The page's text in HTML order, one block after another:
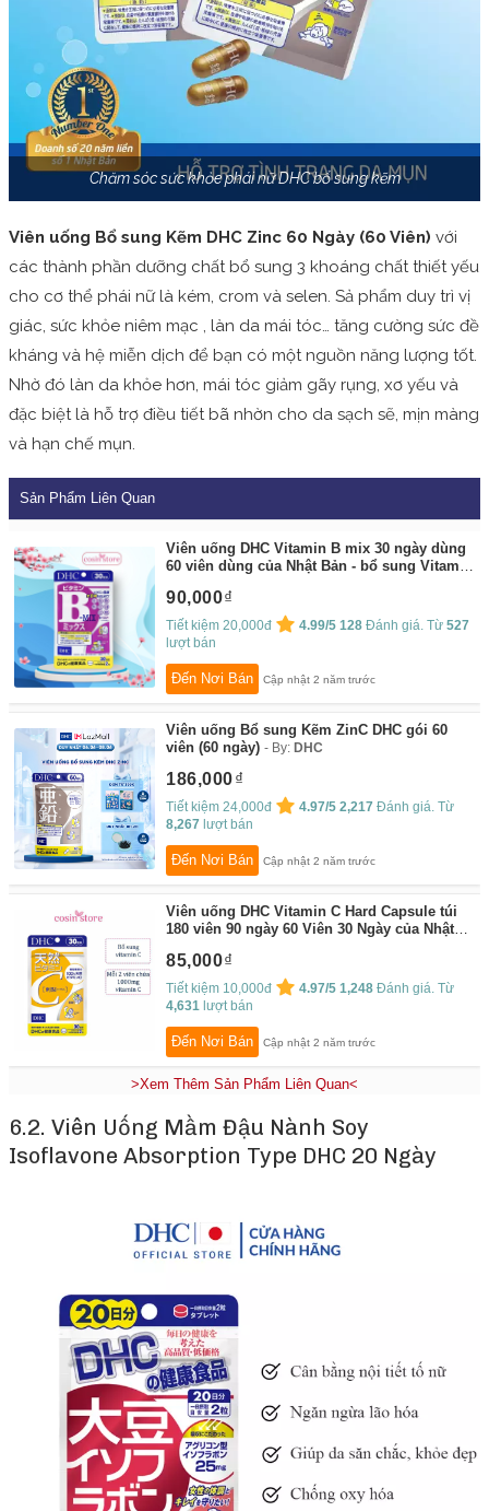
Chăm sóc sức khỏe phái nữ DHC bổ sung kẽm
Viên uống Bổ sung Kẽm DHC Zinc 60 Ngày (60 Viên) với
các thành phần dưỡng chất bổ sung 3 khoáng chất thiết yếu
cho cơ thể phái nữ là kém, crom và selen. Sả phẩm duy trì vị
giác, sức khỏe niêm mạc , làn da mái tóc… tăng cường sức đề
kháng và hệ miễn dịch để bạn có một nguồn năng lượng tốt.
Nhờ đó làn da khỏe hơn, mái tóc giảm gãy rụng, xơ yếu và
đặc biệt là hỗ trợ điều tiết bã nhờn cho da sạch sẽ, mịn màng
và hạn chế mụn.
Sản Phẩm Liên Quan
Viên uống DHC Vitamin B mix 30 ngày dùng
60 viên dùng của Nhật Bản - bổ sung Vitamin
90,000
Tiết kiệm 20,000đ 4.99/5 128 Đánh giá. Từ527
lượt bán
Đến Nơi Bán Cập nhật 2 năm trước
Viên uống Bổ sung Kẽm ZinC DHC gói 60
viên (60 ngày)
By:DHC
186,000
Tiết kiệm 24,000đ 4.97/5 2,217 Đánh giá. Từ
8,267 lượt bán
Đến Nơi Bán Cập nhật 2 năm trước
Viên uống DHC Vitamin C Hard Capsule túi
180 viên 90 ngày 60 Viên 30 Ngày của Nhật
- Cosin Store
85,000
Tiết kiệm 10,000đ 4.97/5 1,248 Đánh giá. Từ
4,631 lượt bán
Đến Nơi Bán Cập nhật 2 năm trước
>Xem Thêm Sản Phẩm Liên Quan<
6.2. Viên Uống Mầm Đậu Nành Soy
Isoflavone Absorption Type DHC 20 Ngày